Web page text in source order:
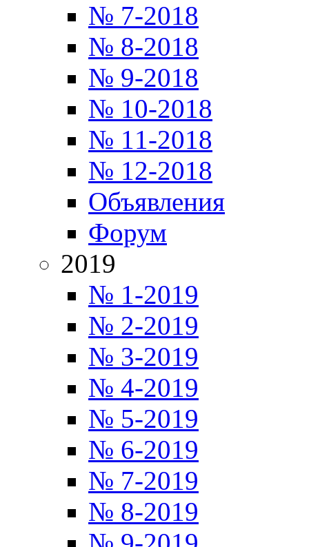
№ 7-2018
№ 8-2018
№ 9-2018
№ 10-2018
№ 11-2018
№ 12-2018
Объявления
Форум
2019
№ 1-2019
№ 2-2019
№ 3-2019
№ 4-2019
№ 5-2019
№ 6-2019
№ 7-2019
№ 8-2019